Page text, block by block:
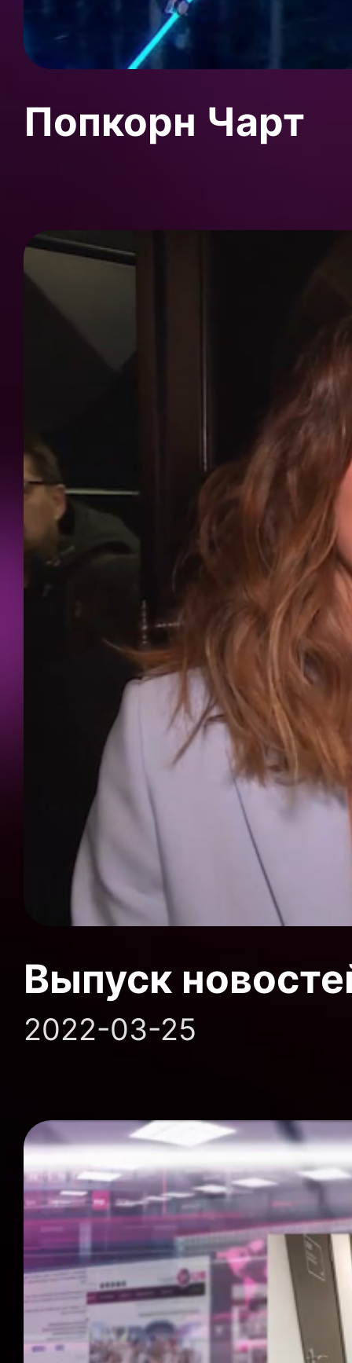
Попкорн Чарт
Выпуск
2022-03-25